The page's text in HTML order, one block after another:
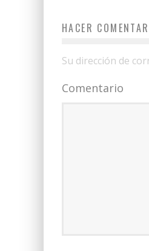
HACER
Su dirección de
Comentario